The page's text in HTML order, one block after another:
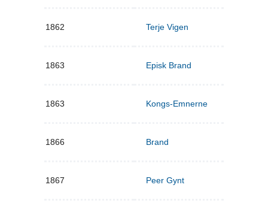
1862 Terje Vigen
1863 Episk Brand
1863 Kongs-Emnerne
1866 Brand
1867 Peer Gynt